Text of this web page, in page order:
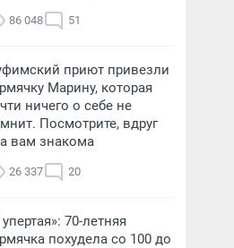
86 048 51
приют привезли
Марину, которая
ничего о себе не
Посмотрите, вдруг
вам знакома
26 337 20
70-летняя
похудела со 100 до